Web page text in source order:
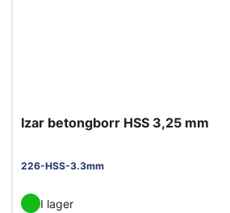
Izar betongborr HSS 3,25 mm
226-HSS-3.3mm
I lager